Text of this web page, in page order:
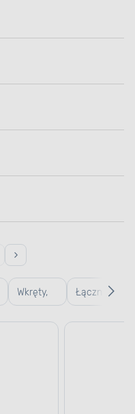
Wkręty,
gwoździe
Łączniki,
kątowniki,